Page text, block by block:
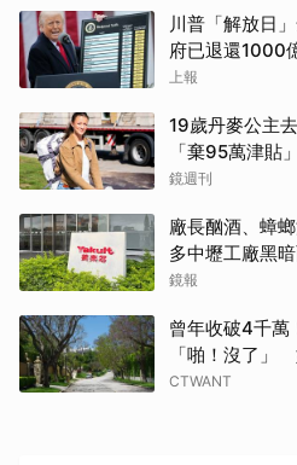
川普「解放日
府已退還1000
上報
19歲丹麥公主
「棄95萬津貼
鏡週刊
廠長酗酒、蟑
多中壢工廠黑
鏡報
曾年收破4千萬
「啪！沒了」
CTWANT
取消